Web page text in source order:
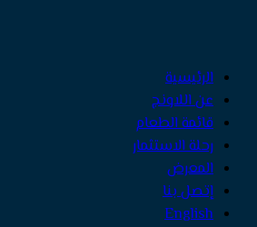
الرئيسية
عن اللاونج
قائمة الطعام
رحلة الاستثمار
المعرض
إتصل بنا
English